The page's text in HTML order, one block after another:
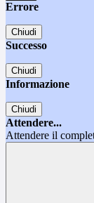
Errore
Chiudi
Successo
Chiudi
Informazione
Chiudi
Attendere...
Attendere il